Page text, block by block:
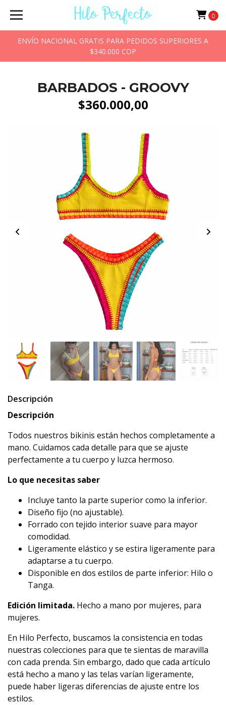
ENVÍO NACIONAL GRATIS PARA PEDIDOS SUPERIORES A
$340.000 COP
0
BARBADOS - GROOVY
$360.000,00
Descripción
Descripción
Todos nuestros bikinis están hechos completamente a
mano. Cuidamos cada detalle para que se ajuste
perfectamente a tu cuerpo y luzca hermoso.
Lo que necesitas saber
Incluye tanto la parte superior como la inferior.
Diseño fijo (no ajustable).
Forrado con tejido interior suave para mayor
comodidad.
Ligeramente elástico y se estira ligeramente para
adaptarse a tu cuerpo.
Disponible en dos estilos de parte inferior: Hilo o
Tanga.
Edición limitada. Hecho a mano por mujeres, para
mujeres.
En Hilo Perfecto, buscamos la consistencia en todas
nuestras colecciones para que te sientas de maravilla
con cada prenda. Sin embargo, dado que cada artículo
está hecho a mano y las telas varían ligeramente,
puede haber ligeras diferencias de ajuste entre los
estilos.